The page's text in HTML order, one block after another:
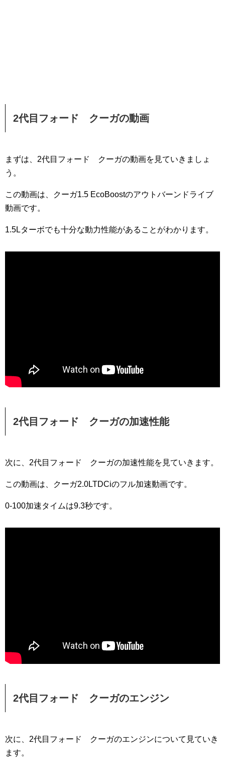
2代目フォード クーガの動画
まずは、2代目フォード クーガの動画を見ていきましょ
う。
この動画は、クーガ1.5 EcoBoostのアウトバーンドライブ
動画です。
1.5Lターボでも十分な動力性能があることがわかります。
2代目フォード クーガの加速性能
次に、2代目フォード クーガの加速性能を見ていきます。
この動画は、クーガ2.0LTDCiのフル加速動画です。
0-100加速タイムは9.3秒です。
2代目フォード クーガのエンジン
次に、2代目フォード クーガのエンジンについて見ていき
ます。